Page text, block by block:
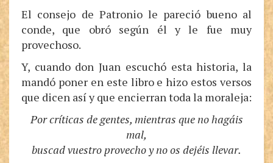
El consejo de Patronio le pareció bueno al
conde, que obró según él y le fue muy
provechoso.
Y, cuando don Juan escuchó esta historia, la
mandó poner en este libro e hizo estos versos
que dicen así y que encierran toda la moraleja:
Por críticas de gentes, mientras que no hagáis
mal,
buscad vuestro provecho y no os dejéis llevar.